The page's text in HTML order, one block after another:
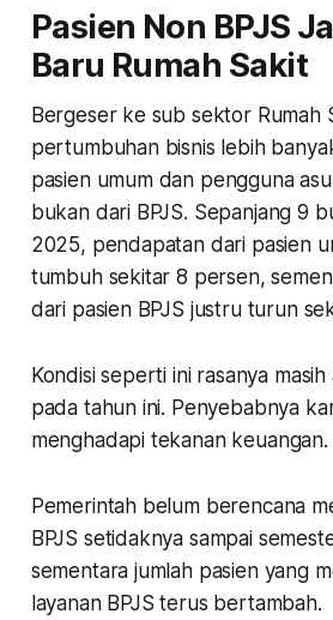
Pasien Non BPJS
Baru Rumah Sakit
Bergeser ke sub sektor Rumah
pertumbuhan bisnis lebih
pasien umum dan pengguna
bukan dari BPJS. Sepanjang 9
2025, pendapatan dari pasien
tumbuh sekitar 8 persen,
dari pasien BPJS justru turun
Kondisi seperti ini rasanya
pada tahun ini. Penyebabnya
menghadapi tekanan keuangan.
Pemerintah belum berencana
BPJS setidaknya sampai
sementara jumlah pasien yang
layanan BPJS terus bertambah.